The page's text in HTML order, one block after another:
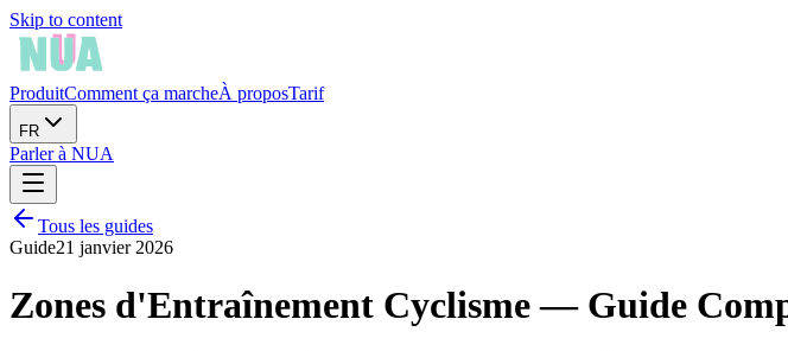
Skip to content
ProduitComment ça marcheÀ proposTarif
FR
Parler à NUA
Tous les guides
Guide21 janvier 2026
Zones d'Entraînement Cyclisme — Guide